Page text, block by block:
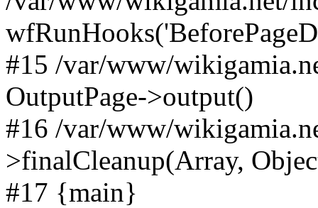
#15 /var/www/
OutputPage->output()
#16 /var/www/
>finalCleanup(Array,
#17 {main}